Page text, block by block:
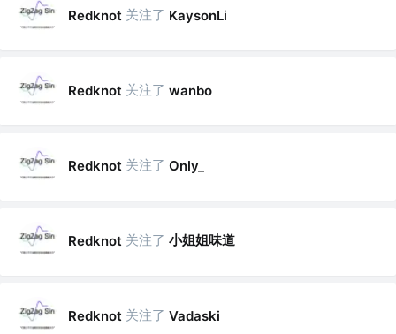
Redknot 关注了 KaysonLi
Redknot 关注了 wanbo
Redknot 关注了 Only_
Redknot 关注了 小姐姐味道
Redknot 关注了 Vadaski